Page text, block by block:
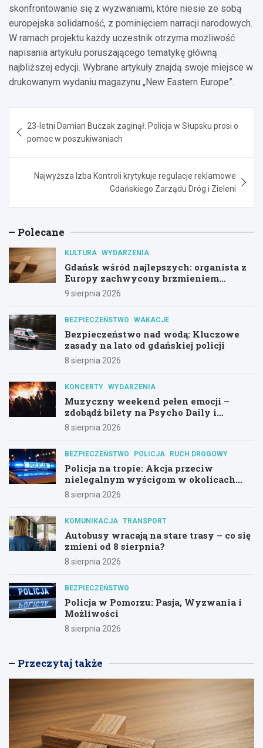
skonfrontowanie się z wyzwaniami, które niesie ze sobą
europejska solidarność, z pominięciem narracji narodowych.
W ramach projektu każdy uczestnik otrzyma możliwość
napisania artykułu poruszającego tematykę główną
najbliższej edycji. Wybrane artykuły znajdą swoje miejsce w
drukowanym wydaniu magazynu „New Eastern Europe”.
wpisu
23-letni Damian Buczak zaginął: Policja w Słupsku prosi o
pomoc w poszukiwaniach
Najwyższa Izba Kontroli krytykuje regulacje reklamowe
Gdańskiego Zarządu Dróg i Zieleni
Polecane
KULTURA WYDARZENIA
Gdańsk wśród najlepszych: organista z
Europy zachwycony brzmieniem
kościoła św. Mikołaja
9 sierpnia 2026
BEZPIECZEŃSTWO WAKACJE
Bezpieczeństwo nad wodą: Kluczowe
zasady na lato od gdańskiej policji
8 sierpnia 2026
KONCERTY WYDARZENIA
Muzyczny weekend pełen emocji –
zdobądź bilety na Psycho Daily i
Alternatywny Las!
8 sierpnia 2026
BEZPIECZEŃSTWO POLICJA RUCH DROGOWY
Policja na tropie: Akcja przeciw
nielegalnym wyścigom w okolicach
Hali Olivia
8 sierpnia 2026
KOMUNIKACJA TRANSPORT
Autobusy wracają na stare trasy – co się
zmieni od 8 sierpnia?
8 sierpnia 2026
BEZPIECZEŃSTWO
Policja w Pomorzu: Pasja, Wyzwania i
Możliwości
8 sierpnia 2026
Przeczytaj także